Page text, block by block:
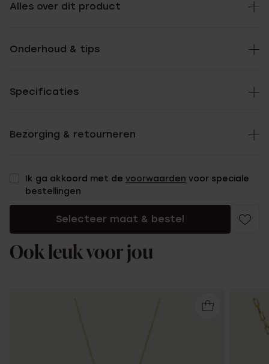
Alles over dit product
Onderhoud & tips
Specificaties
Bezorging & retourneren
Ik ga akkoord met de voorwaarden voor speciale
bestellingen
Selecteer maat & bestel
Ook leuk voor jou